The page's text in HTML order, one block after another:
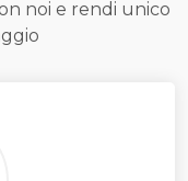
noi e rendi unico